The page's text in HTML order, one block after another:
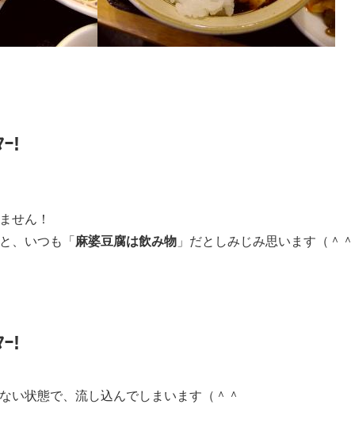
!
せん！
、いつも「 麻婆豆腐は飲み物 」だとしみじみ思います（＾＾
!
い状態で、流し込んでしまいます（＾＾